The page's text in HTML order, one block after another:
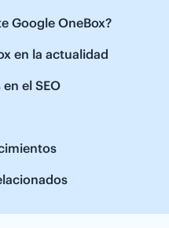
Google OneBox?
en la actualidad
el SEO